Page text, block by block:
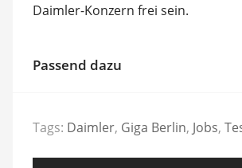
Daimler-Konzern frei sein.
Passend dazu
Tags: Daimler, Giga Berlin, Jobs,